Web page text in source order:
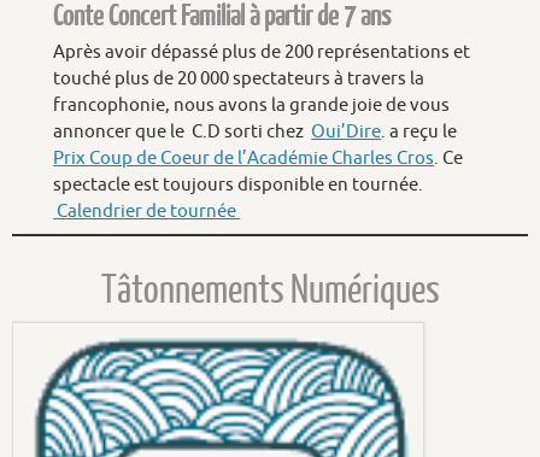
Conte Concert Familial à partir de 7 ans
Après avoir dépassé plus de 200 représentations et
touché plus de 20 000 spectateurs à travers la
francophonie, nous avons la grande joie de vous
annoncer que le C.D sorti chez Oui’Dire. a reçu le
Prix Coup de Coeur de l’Académie Charles Cros. Ce
spectacle est toujours disponible en tournée.
Calendrier de tournée
Tâtonnements Numériques